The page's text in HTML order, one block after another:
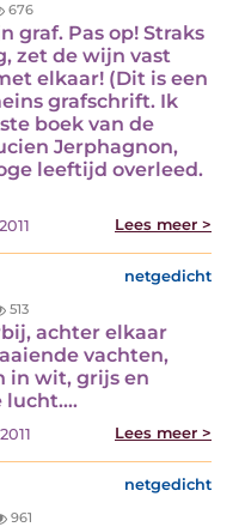
676
graf. Pas op! Straks
zet de wijn vast
elkaar! (Dit is een
grafschrift. Ik
boek van de
Jerphagnon,
leeftijd overleed.
Lees meer >
netgedicht
513
achter elkaar
vachten,
in wit, grijs en
lucht.…
Lees meer >
netgedicht
961